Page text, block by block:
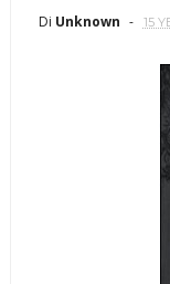
Di Unknown 15